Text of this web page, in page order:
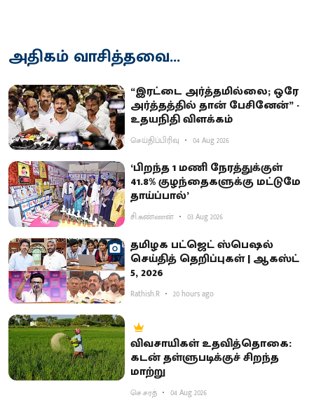
அதிகம் வாசித்தவை...
“இரட்டை அர்த்தமில்லை; ஒரே
அர்த்தத்தில் தான் பேசினேன்” -
உதயநிதி விளக்கம்
செய்திப்பிரிவு 04 Aug 2026
‘பிறந்த 1 மணி நேரத்துக்குள்
41.8% குழந்தைகளுக்கு மட்டுமே
தாய்ப்பால்’
சி.கண்ணன் 03 Aug 2026
தமிழக பட்ஜெட் ஸ்பெஷல்
செய்தித் தெறிப்புகள் | ஆகஸ்ட்
5, 2026
Rathish.R 20 hours ago
விவசாயிகள் உதவித்தொகை:
கடன் தள்ளுபடிக்குச் சிறந்த
மாற்று
செ.சரத் 04 Aug 2026